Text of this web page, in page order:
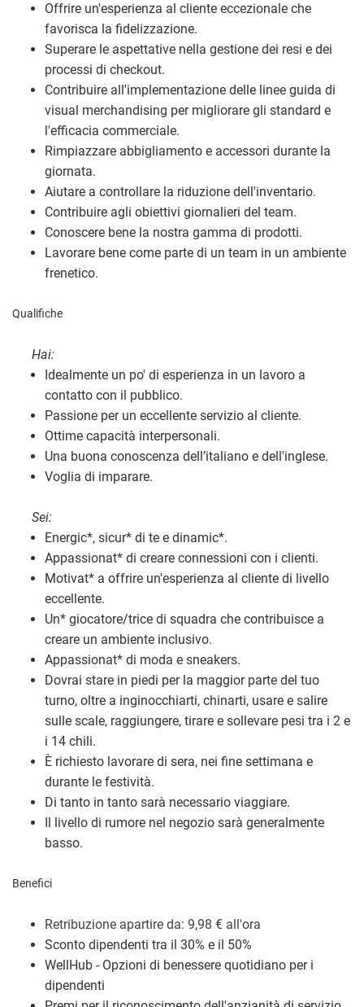
Offrire un'esperienza al cliente eccezionale che
favorisca la fidelizzazione.
Superare le aspettative nella gestione dei resi e dei
processi di checkout.
Contribuire all'implementazione delle linee guida di
visual merchandising per migliorare gli standard e
l'efficacia commerciale.
Rimpiazzare abbigliamento e accessori durante la
giornata.
Aiutare a controllare la riduzione dell'inventario.
Contribuire agli obiettivi giornalieri del team.
Conoscere bene la nostra gamma di prodotti.
Lavorare bene come parte di un team in un ambiente
frenetico.
Qualifiche
Hai:
Idealmente un po' di esperienza in un lavoro a
contatto con il pubblico.
Passione per un eccellente servizio al cliente.
Ottime capacità interpersonali.
Una buona conoscenza dell’italiano e dell'inglese.
Voglia di imparare.
Sei:
Energic*, sicur* di te e dinamic*.
Appassionat* di creare connessioni con i clienti.
Motivat* a offrire un'esperienza al cliente di livello
eccellente.
Un* giocatore/trice di squadra che contribuisce a
creare un ambiente inclusivo.
Appassionat* di moda e sneakers.
Dovrai stare in piedi per la maggior parte del tuo
turno, oltre a inginocchiarti, chinarti, usare e salire
sulle scale, raggiungere, tirare e sollevare pesi tra i 2 e
i 14 chili.
È richiesto lavorare di sera, nei fine settimana e
durante le festività.
Di tanto in tanto sarà necessario viaggiare.
Il livello di rumore nel negozio sarà generalmente
basso.
Benefici
Retribuzione apartire da: 9,98 € all'ora
Sconto dipendenti tra il 30% e il 50%
WellHub - Opzioni di benessere quotidiano per i
dipendenti